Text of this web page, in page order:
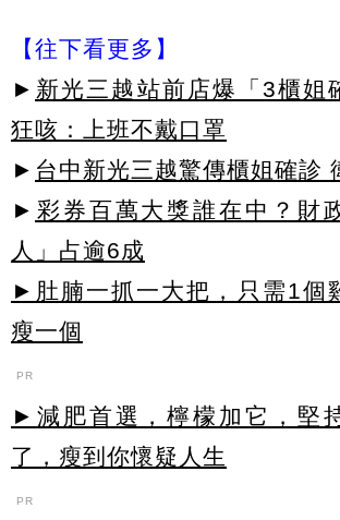
【往下看更多】
► 新光三越站前店爆「3櫃姐
狂咳：上班不戴口罩
► 台中新光三越驚傳櫃姐確診
► 彩券百萬大獎誰在中？財
人」占逾6成
►肚腩一抓一大把，只需1個
瘦一個
PR
►減肥首選，檸檬加它，堅
了，瘦到你懷疑人生
PR